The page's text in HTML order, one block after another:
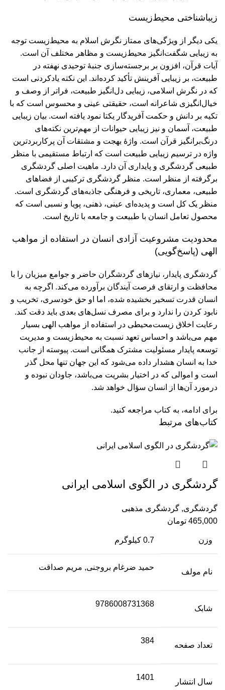
زیباشناختی محیط‌زیست
یکی دیگر از ویژگی‌های ممتاز نگرش اسلام به محیط‌زیست توجه
به زیبایی شگفت‌انگیز محیط‌زیست و مظاهر مختلف آن است.
آیات قرآن، افزون بر برجسته‌سازی جنبۀ توحیدی نهفته در
طبیعت، بر زیبایی آفرینش تأکید کرده‌اند. این نکته یاد‌کردنی است
که در نگرش اسلامی، زیبایی دل‌انگیز طبیعت، فراتر از وصف و
خیال‌انگیزی شاعرانه است، حقیقتی عینی و محسوس است که با
تکیه بر دانش و حکمت آفریدگار یکتا نمود یافته است. بیان زیبایی
طبیعت، آسمان و نیز زیبایی حیوانات از مهم‌ترین نکته‌های
درنگ‌برانگیز قرآن است. واژۀ بهجت و مشتقات آن پرکاربردترین
واژه در ترسیم زیبایی طبیعت است که ارتباط مستقیمی با منظر
طبیعی گردشگری و پایداری آن دارد. ماهیت اصلی گردشگری
برگرفته از منظر است. منظر گردشگری ترکیبی از فضاهای
طبیعی، معماری، تاریخی و فرهنگی جاذبه‌های گردشگری است.
منظر یک کل است و پدیده‌ای عینی، ذهنی، پویا و نسبی است که
محصول تعامل انسان با طبیعت و جامعه با تاریخ است.
محدودیت مشروعیت آزادی انسان در استفاده از مواهب
الهی (پاسخ‌گویی)
گردشگری پایدار، نیازهای گردشگران حاضر و جوامع میزیان را با
محافظت و ارتقای فرصت آیندگان برآورده می‌کند. اگرچه به
انسان قدرت تسخیر بخشیده شده، اما او حق خودسری، تخریب و
نابود کردن را ندارد و برای مصرف نسل‌های بعدی باید دقت کند.
رعایت اخلاق زیست‌محیطی در استفاده از مواهب الهی بسیار
مهم می‌باشد و احساس تعهد نسبت به محیط‌زیست و مدیریت
توسعه پایدار مسئولیت مشترک همگانی است. پیوسته از جانب
خدا به انسان هشدار داده می‌شود که این جهان تنها محل گذر
است و اموالی که در اختیار بشریت می‌باشد، جاودان نبوده و
درمورد آن‌ها از انسان سؤال خواهد شد.
برای ادامه، به کتاب مراجعه کنید.
کتاب‌های مرتبط
گردشگری در الگوی اسلامی ایرانی
گردشگری, گردشگری مذهبی
465,000 تومان
وزن 0.7 کیلوگرم
نام مولف
حمید ضرغام بروجنی, مریم صداقت
شابک
9786008731368
تعداد صفحه
384
سال انتشار
1401